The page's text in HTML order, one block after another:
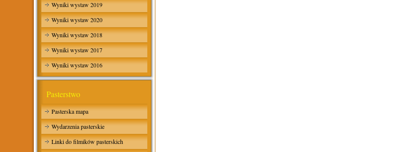
Wyniki wystaw 2019
Wyniki wystaw 2020
Wyniki wystaw 2018
Wyniki wystaw 2017
Wyniki wystaw 2016
Pasterstwo
Pasterska mapa
Wydarzenia pasterskie
Linki do filmików pasterskich